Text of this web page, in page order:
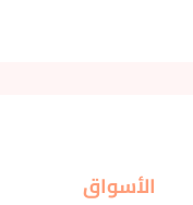
الأسواق